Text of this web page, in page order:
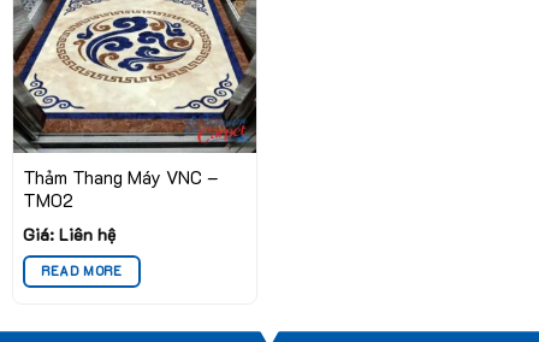
Thảm Thang Máy VNC –
TM02
Giá: Liên hệ
READ MORE